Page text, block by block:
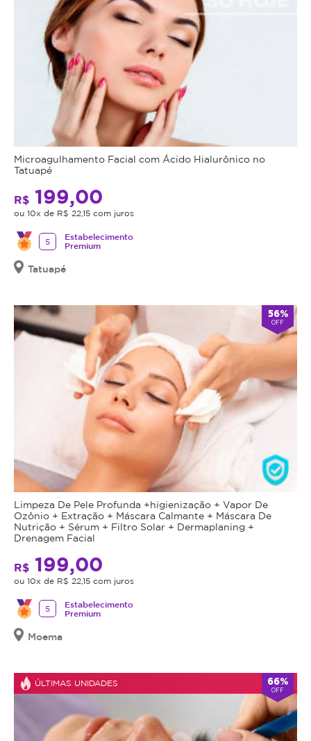
Microagulhamento Facial com Ácido Hialurônico no
Tatuapé
R$ 199,00
ou 10x de R$ 22,15 com juros
5
Estabelecimento
Premium
Tatuapé
56%
OFF
Limpeza De Pele Profunda +higienização + Vapor De
Ozônio + Extração + Máscara Calmante + Máscara De
Nutrição + Sérum + Filtro Solar + Dermaplaning +
Drenagem Facial
R$ 199,00
ou 10x de R$ 22,15 com juros
5
Estabelecimento
Premium
Moema
ÚLTIMAS UNIDADES 66%
OFF